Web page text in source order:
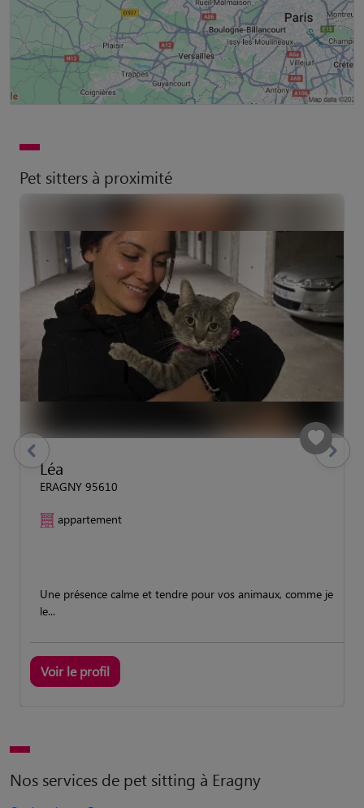
Pet sitters à proximité
Léa
ERAGNY 95610
appartement
Une présence calme et tendre pour vos animaux, comme je
le...
Voir le profil
previous Suivant
Nos services de pet sitting à Eragny